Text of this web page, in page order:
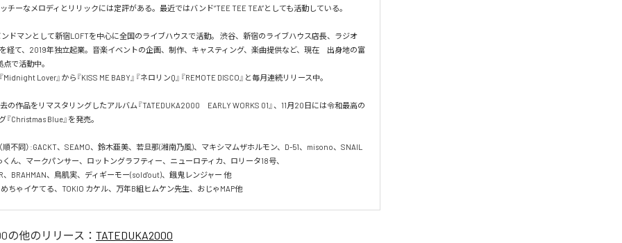
チーなメロディとリリックには定評がある。最近ではバンド“TEE TEE TEA”としても活動している。
ドマンとして新宿LOFTを中心に全国のライブハウスで活動。 渋谷、新宿のライブハウス店長、ラジオ
経て、2019年独立起業。音楽イベントの企画、制作、キャスティング、楽曲提供など、現在　出身地の富
で活動中。
Lover』から『KISS ME BABY』『ネロリンQ』『REMOTE DISCO』と毎月連続リリース中。
の作品をリマスタリングしたアルバム『TATEDUKA2000　EARLY WORKS 01』、11月20日には令和最高の
『Christmas Blue』を発売。
順不同）:GACKT、SEAMO、鈴木亜美、若旦那(湘南乃風)、マキシマムザホルモン、D-51、misono、SNAIL
くん、マークパンサー、ロットングラフティー、ニューロティカ、ロリータ18号、
、BRAHMAN、鳥肌実、ディギーモー(sold'out)、餓鬼レンジャー 他
ちゃイケてる、TOKIO カケル、万年B組ヒムケン先生、おじゃMAP他
の他のリリース： TATEDUKA2000